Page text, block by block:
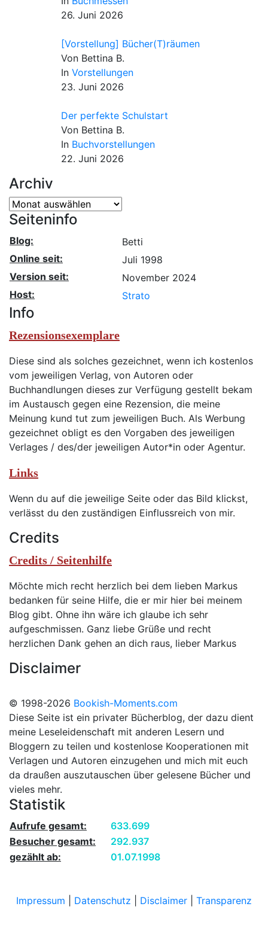
26. Juni 2026
[Vorstellung] Bücher(T)räumen
Von Bettina B.
In Vorstellungen
23. Juni 2026
Der perfekte Schulstart
Von Bettina B.
In Buchvorstellungen
22. Juni 2026
Archiv
Archiv
Seiteninfo
Blog:
Betti
Online seit:
Juli 1998
Version seit:
November 2024
Host:
Strato
Info
Rezensionsexemplare
Diese sind als solches gezeichnet, wenn ich kostenlos
vom jeweiligen Verlag, von Autoren oder
Buchhandlungen dieses zur Verfügung gestellt bekam
im Austausch gegen eine Rezension, die meine
Meinung kund tut zum jeweiligen Buch. Als Werbung
gezeichnet obligt es den Vorgaben des jeweiligen
Verlages / des/der jeweiligen Autor*in oder Agentur.
Links
Wenn du auf die jeweilige Seite oder das Bild klickst,
verlässt du den zuständigen Einflussreich von mir.
Credits
Credits / Seitenhilfe
Möchte mich recht herzlich bei dem lieben Markus
bedanken für seine Hilfe, die er mir hier bei meinem
Blog gibt. Ohne ihn wäre ich glaube ich sehr
aufgeschmissen. Ganz liebe Grüße und recht
herzlichen Dank gehen an dich raus, lieber Markus
Disclaimer
© 1998-2026 Bookish-Moments.com
Diese Seite ist ein privater Bücherblog, der dazu dient
meine Leseleidenschaft mit anderen Lesern und
Bloggern zu teilen und kostenlose Kooperationen mit
Verlagen und Autoren einzugehen und mich mit euch
da draußen auszutauschen über gelesene Bücher und
vieles mehr.
Statistik
Aufrufe gesamt:
633.699
Besucher gesamt:
292.937
gezählt ab:
01.07.1998
Impressum Datenschutz Disclaimer Transparenz